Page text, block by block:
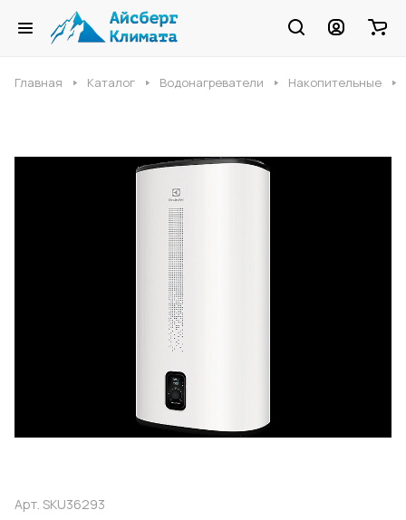
Главная Каталог Водонагреватели Накопительные
Арт. SKU36293